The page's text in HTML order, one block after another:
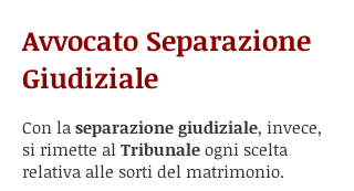
Avvocato Separazione
Giudiziale
Con la separazione giudiziale, invece,
si rimette al Tribunale ogni scelta
relativa alle sorti del matrimonio.